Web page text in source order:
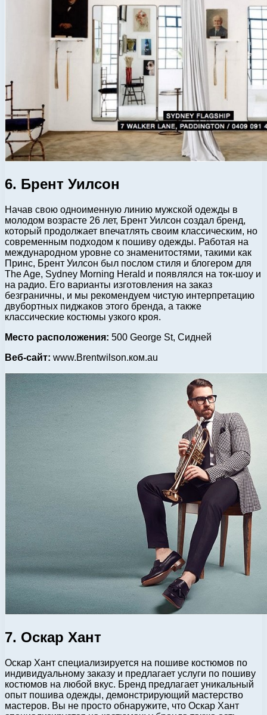
6. Брент Уилсон
Начав свою одноименную линию мужской одежды в
молодом возрасте 26 лет, Брент Уилсон создал бренд,
который продолжает впечатлять своим классическим, но
современным подходом к пошиву одежды. Работая на
международном уровне со знаменитостями, такими как
Принс, Брент Уилсон был послом стиля и блогером для
The Age, Sydney Morning Herald и появлялся на ток-шоу и
на радио. Его варианты изготовления на заказ
безграничны, и мы рекомендуем чистую интерпретацию
двубортных пиджаков этого бренда, а также
классические костюмы узкого кроя.
Место расположения: 500 George St, Сидней
Веб-сайт: www.Brentwilson.ком.au
7. Оскар Хант
Оскар Хант специализируется на пошиве костюмов по
индивидуальному заказу и предлагает услуги по пошиву
костюмов на любой вкус. Бренд предлагает уникальный
опыт пошива одежды, демонстрирующий мастерство
мастеров. Вы не просто обнаружите, что Оскар Хант